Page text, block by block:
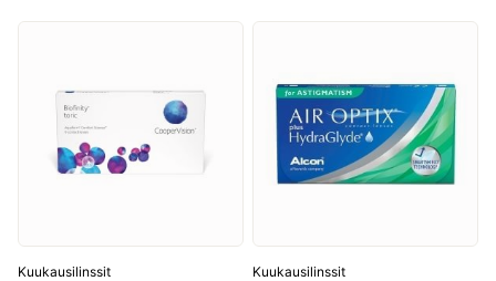
Kuukausilinssit Kuukausilinssit